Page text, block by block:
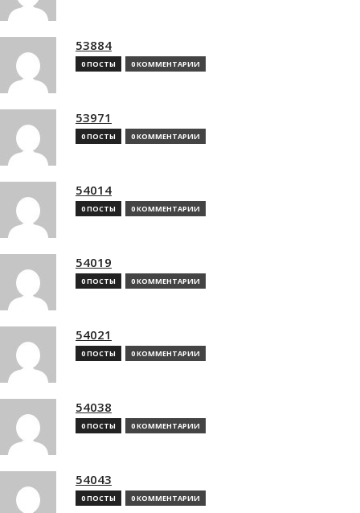
53884
0 ПОСТЫ 0 КОММЕНТАРИИ
53971
0 ПОСТЫ 0 КОММЕНТАРИИ
54014
0 ПОСТЫ 0 КОММЕНТАРИИ
54019
0 ПОСТЫ 0 КОММЕНТАРИИ
54021
0 ПОСТЫ 0 КОММЕНТАРИИ
54038
0 ПОСТЫ 0 КОММЕНТАРИИ
54043
0 ПОСТЫ 0 КОММЕНТАРИИ